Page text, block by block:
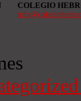
COLEGIO